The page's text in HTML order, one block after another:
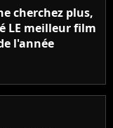
cherchez plus,
LE meilleur film
l'année